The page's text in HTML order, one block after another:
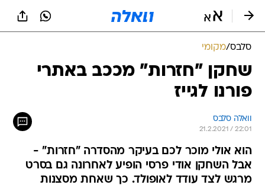
סלבס/מקומי
שחקן "חזרות" מככב באתרי
פורנו לגייז
וואלה סלבס
21.2.2021 / 22:01
הוא אולי מוכר לכם בעיקר מהסדרה "חזרות" -
אבל השחקן אודי פרסי הופיע לאחרונה גם בסרט
מרגש לצד עודד לאופולד. כך שאחת מסצנות